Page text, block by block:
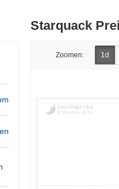
Starquack
Zoomen: 1d